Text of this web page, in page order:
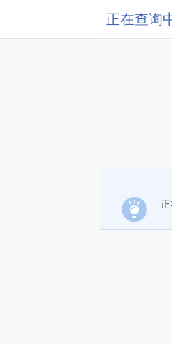
正在查询